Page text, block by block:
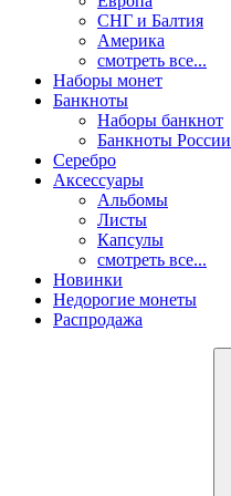
СНГ и Балтия
Америка
смотреть все...
Наборы монет
Банкноты
Наборы банкнот
Банкноты России
Серебро
Аксессуары
Альбомы
Листы
Капсулы
смотреть все...
Новинки
Недорогие монеты
Распродажа